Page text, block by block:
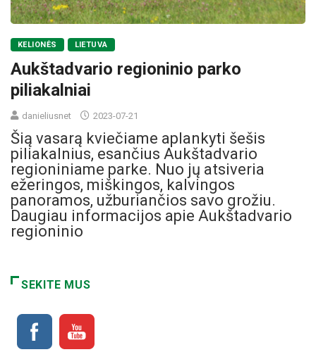
KELIONĖS LIETUVA
Aukštadvario regioninio parko
piliakalniai
danieliusnet 2023-07-21
Šią vasarą kviečiame aplankyti šešis
piliakalnius, esančius Aukštadvario
regioniniame parke. Nuo jų atsiveria
ežeringos, miškingos, kalvingos
panoramos, užburiančios savo grožiu.
Daugiau informacijos apie Aukštadvario
regioninio
SEKITE MUS